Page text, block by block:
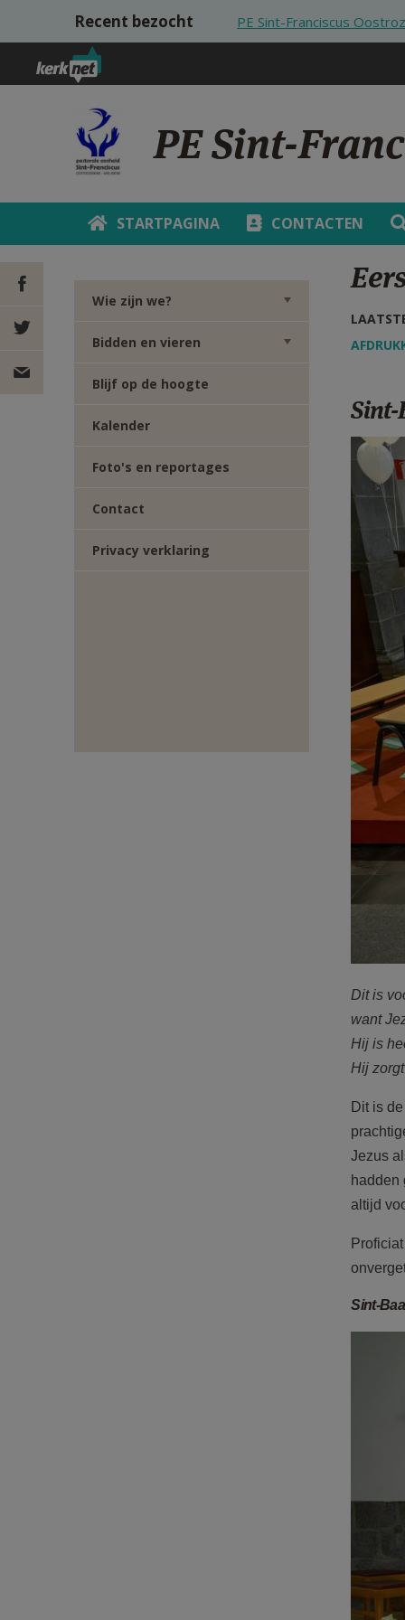
Overslaan en naar de inhoud gaan
Recent bezocht PE Sint-Franciscus
PE Sint-
STARTPAGINA CONTACTEN
DEEL OP
FACEBOOK
DEEL OP
Wie zijn we?
Bidden en vieren
Blijf op de hoogte
Kalender
Foto's en reportages
Contact
Privacy verklaring
Sint-
Dit is
want
Hij is
Hij
Dit is
Jezus
hadden
altijd
Sint-